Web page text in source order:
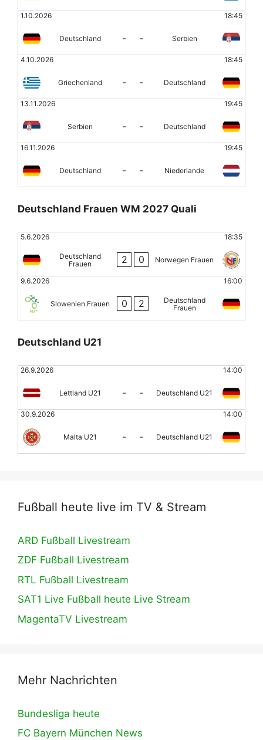
1.10.2026 18:45
Deutschland - - Serbien
4.10.2026 18:45
Griechenland - - Deutschland
13.11.2026 19:45
Serbien - - Deutschland
16.11.2026 19:45
Deutschland - - Niederlande
Deutschland Frauen WM 2027 Quali
5.6.2026 18:35
Deutschland
Frauen
2 0 Norwegen Frauen
9.6.2026 16:00
Slowenien Frauen 0 2
Deutschland
Frauen
Deutschland U21
26.9.2026 14:00
Lettland U21 - - Deutschland U21
30.9.2026 14:00
Malta U21 - - Deutschland U21
Fußball heute live im TV & Stream
ARD Fußball Livestream
ZDF Fußball Livestream
RTL Fußball Livestream
SAT1 Live Fußball heute Live Stream
MagentaTV Livestream
Mehr Nachrichten
Bundesliga heute
FC Bayern München News